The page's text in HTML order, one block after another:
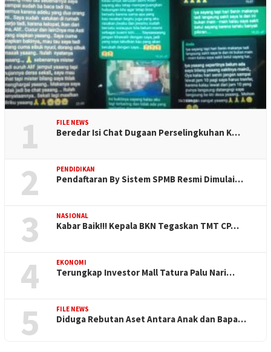
1 FILE NEWS
Beredar Isi Chat Dugaan Perselingkuhan K…
2 PENDIDIKAN
Pendaftaran By Sistem SPMB Resmi Dimulai…
3 NASIONAL
Kabar Baik!!! Kepala BKN Tegaskan TMT CP…
4 EKONOMI
Terungkap Investor Mall Tatura Palu Nari…
5 FILE NEWS
Diduga Rebutan Aset Antara Anak dan Bapa…